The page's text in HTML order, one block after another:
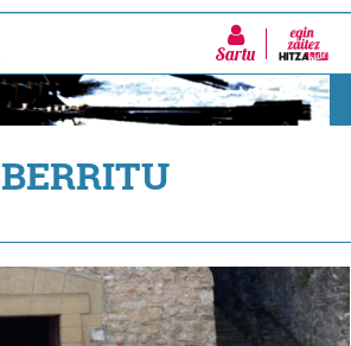
Sartu
BERRITU